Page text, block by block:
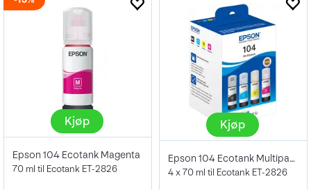
Kjøp
Epson 104 Ecotank Magenta
70 ml til Ecotank ET-2826
Kjøp
Epson 104 Ecotank Multipack
4 x 70 ml til Ecotank ET-2826